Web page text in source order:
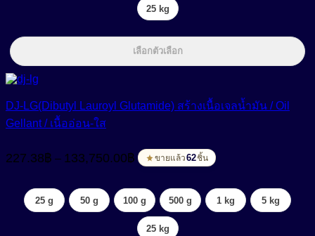
25 kg
เลือกตัวเลือก
DJ-LG(Dibutyl Lauroyl Glutamide) สร้างเนื้อเจลน้ำมัน / Oil
Gellant / เนื้ออ่อน-ใส
227.38฿ – 133,750.00฿
Price
range:
through
133,750.00฿
ขายแล้ว62ชิ้น
25 g 50 g 100 g 500 g 1 kg 5 kg
25 kg